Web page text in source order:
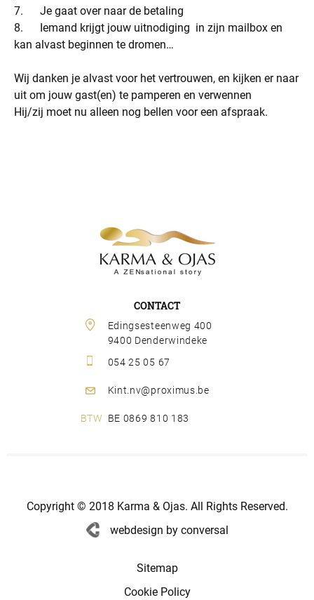
7. Je gaat over naar de betaling
8. Iemand krijgt jouw uitnodiging in zijn mailbox en
kan alvast beginnen te dromen…
Wij danken je alvast voor het vertrouwen, en kijken er naar
uit om jouw gast(en) te pamperen en verwennen
Hij/zij moet nu alleen nog bellen voor een afspraak.
CONTACT
Edingsesteenweg 400
9400 Denderwindeke
054 25 05 67
Kint.nv@proximus.be
BE 0869 810 183
Copyright © 2018 Karma & Ojas. All Rights Reserved.
webdesign by conversal
Sitemap
Cookie Policy